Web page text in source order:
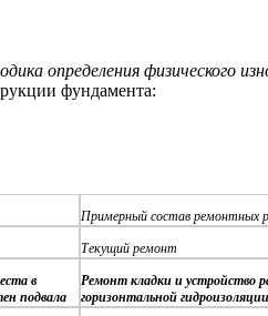
определения физического
фундамента:
Примерный состав ремонтных
Текущий ремонт
в
подвала
Ремонт кладки и устройство
горизонтальной гидроизоляции